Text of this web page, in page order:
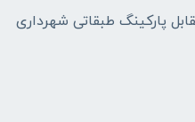
پارکینگ طبقاتی شهرداری